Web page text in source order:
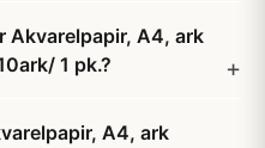
Akvarelpapir, A4, ark
1 pk.?
A4, ark